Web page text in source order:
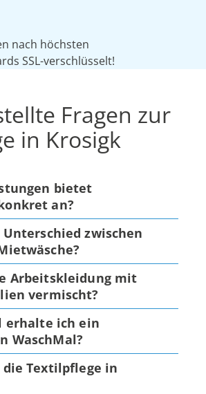
nach höchsten
SSL-verschlüsselt!
Fragen zur
in Krosigk
bietet
an?
zwischen
Arbeitskleidung mit
vermischt?
erhalte ich ein
WaschMal?
die Textilpflege in